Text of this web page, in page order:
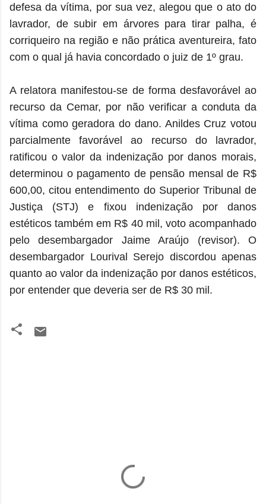
defesa da vítima, por sua vez, alegou que o ato do
lavrador, de subir em árvores para tirar palha, é
corriqueiro na região e não prática aventureira, fato
com o qual já havia concordado o juiz de 1º grau.
A relatora manifestou-se de forma desfavorável ao
recurso da Cemar, por não verificar a conduta da
vítima como geradora do dano. Anildes Cruz votou
parcialmente favorável ao recurso do lavrador,
ratificou o valor da indenização por danos morais,
determinou o pagamento de pensão mensal de R$
600,00, citou entendimento do Superior Tribunal de
Justiça (STJ) e fixou indenização por danos
estéticos também em R$ 40 mil, voto acompanhado
pelo desembargador Jaime Araújo (revisor). O
desembargador Lourival Serejo discordou apenas
quanto ao valor da indenização por danos estéticos,
por entender que deveria ser de R$ 30 mil.